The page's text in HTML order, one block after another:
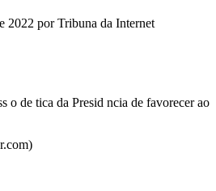
2022 por Tribuna da Internet